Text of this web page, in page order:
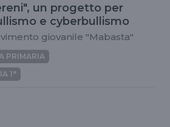
un progetto per
e cyberbullismo
giovanile "Mabasta"
PRIMARIA
1°